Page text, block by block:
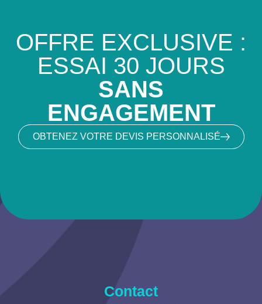
OFFRE EXCLUSIVE :
ESSAI 30 JOURS
SANS
ENGAGEMENT
OBTENEZ VOTRE DEVIS PERSONNALISÉ
Contact